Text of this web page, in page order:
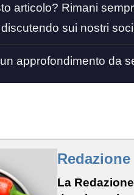
articolo? Rimani
sui nostri
approfondimento da
Redazione
La